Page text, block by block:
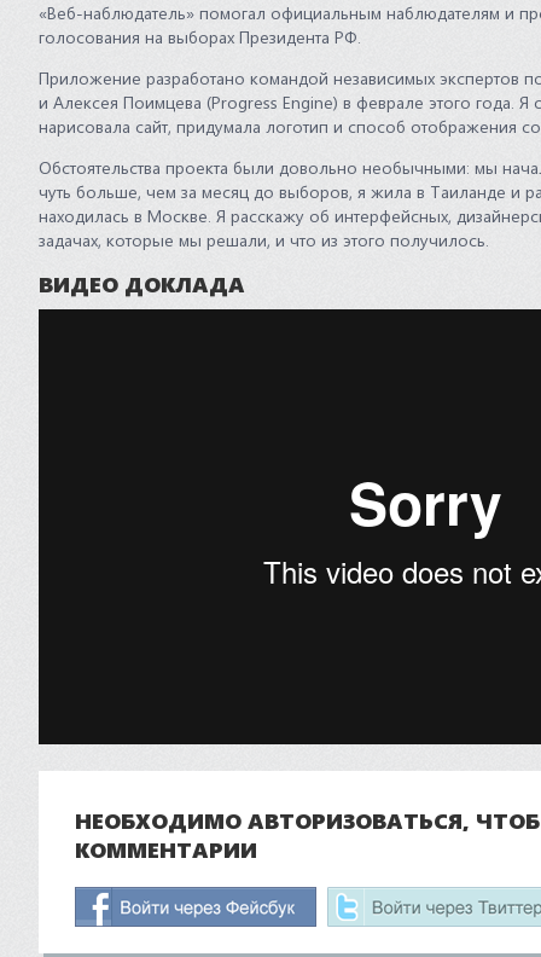
«Веб-наблюдатель» помогал официальным наблюдателям и
голосования на выборах Президента РФ.
Приложение разработано командой независимых экспертов
и Алексея Поимцева (Progress Engine) в феврале этого года. Я
нарисовала сайт, придумала логотип и способ отображения
Обстоятельства проекта были довольно необычными: мы
чуть больше, чем за месяц до выборов, я жила в Таиланде и
находилась в Москве. Я расскажу об интерфейсных,
задачах, которые мы решали, и что из этого получилось.
ВИДЕО ДОКЛАДА
НЕОБХОДИМО АВТОРИЗОВАТЬСЯ,
КОММЕНТАРИИ